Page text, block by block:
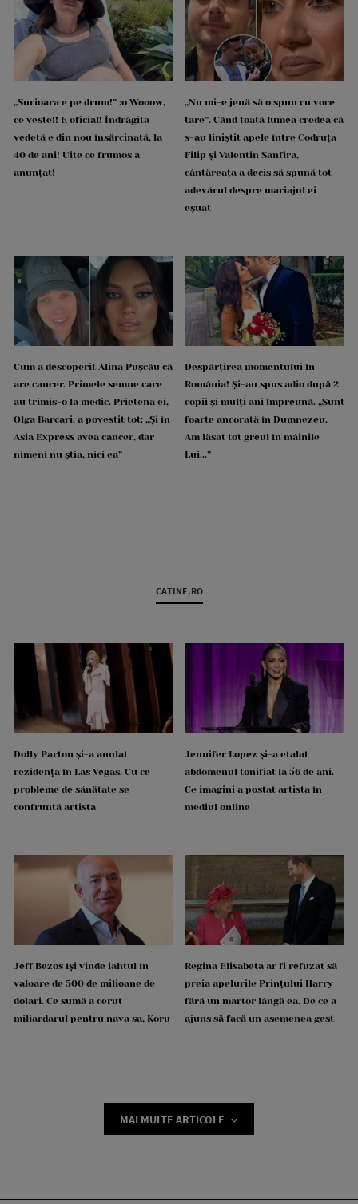
„Surioara e pe drum!” :o Wooow,
ce veste!! E oficial! Îndrăgita
vedetă e din nou însărcinată, la
40 de ani! Uite ce frumos a
anunțat!
„Nu mi-e jenă să o spun cu voce
tare”. Când toată lumea credea că
s-au liniștit apele între Codruța
Filip și Valentin Sanfira,
cântăreața a decis să spună tot
adevărul despre mariajul ei
eșuat
Cum a descoperit Alina Pușcău că
are cancer. Primele semne care
au trimis-o la medic. Prietena ei,
Olga Barcari, a povestit tot: „Și în
Asia Express avea cancer, dar
nimeni nu știa, nici ea”
Despărțirea momentului în
România! Și-au spus adio după 2
copii și mulți ani împreună. „Sunt
foarte ancorată în Dumnezeu.
Am lăsat tot greul în mâinile
Lui...”
CATINE.RO
Dolly Parton și-a anulat
rezidența în Las Vegas. Cu ce
probleme de sănătate se
confruntă artista
Jennifer Lopez și-a etalat
abdomenul tonifiat la 56 de ani.
Ce imagini a postat artista în
mediul online
Jeff Bezos își vinde iahtul în
valoare de 500 de milioane de
dolari. Ce sumă a cerut
miliardarul pentru nava sa, Koru
Regina Elisabeta ar fi refuzat să
preia apelurile Prințului Harry
fără un martor lângă ea. De ce a
ajuns să facă un asemenea gest
MAI MULTE ARTICOLE